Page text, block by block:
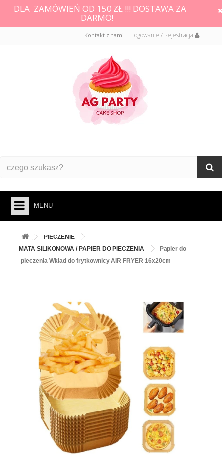
DLA ZAMÓWIEŃ OD 150 ZŁ !!! DOSTAWA ZA
DARMO!
Logowanie / Rejestracja
Kontakt z nami
MENU
PIECZENIE
AKCESORIA IMPREZOWE
DEKORACJE
UROCZYSTOŚCI
PODKŁADY /PRZEKŁADKI/WSPORNIKI/BANKETÓWKI
BUTLA Z HELEM
ZAMSZ W SPRAYU
PIECZENIE
MATA SILIKONOWA / PAPIER DO PIECZENIA
Papier do
pieczenia Wkład do frytkownicy AIR FRYER 16x20cm